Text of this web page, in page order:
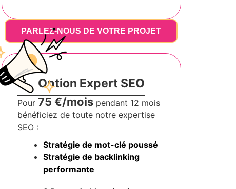
PARLEZ-NOUS DE VOTRE PROJET
Option Expert SEO
Pour 75 €/moispendant 12 mois
bénéficiez de toute notre expertise
SEO :
Stratégie de mot-clé poussé
Stratégie de backlinking
performante